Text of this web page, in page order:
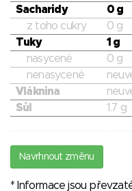
Sacharidy
0 g
z toho cukry
0 g
Tuky
1 g
nasycené
0 g
nenasycené
Vláknina
Sůl
1.7 g
Navrhnout změnu
* Informace jsou